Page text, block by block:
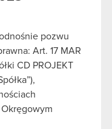
pozwu
Art. 17 MAR
CD PROJEKT